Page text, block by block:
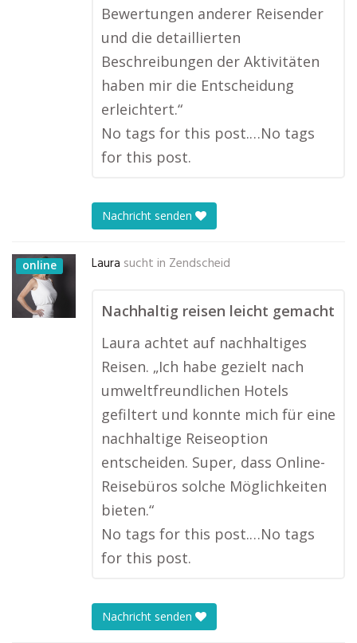
Bewertungen anderer Reisender
und die detaillierten
Beschreibungen der Aktivitäten
haben mir die Entscheidung
erleichtert.“
No tags for this post.…No tags
for this post.
Nachricht senden
online Laura sucht in Zendscheid
Nachhaltig reisen leicht gemacht
Laura achtet auf nachhaltiges
Reisen. „Ich habe gezielt nach
umweltfreundlichen Hotels
gefiltert und konnte mich für eine
nachhaltige Reiseoption
entscheiden. Super, dass Online-
Reisebüros solche Möglichkeiten
bieten.“
No tags for this post.…No tags
for this post.
Nachricht senden